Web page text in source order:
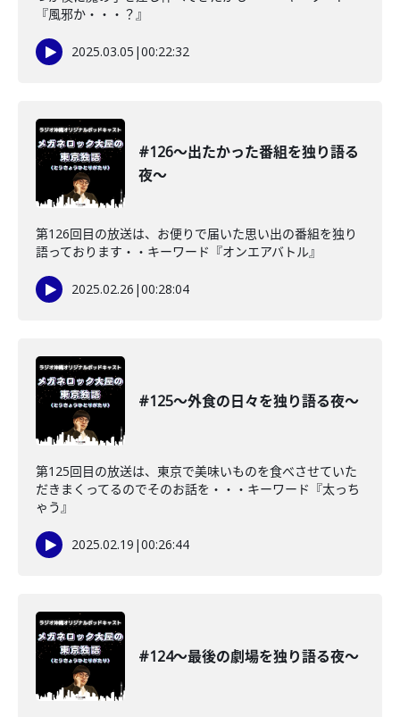
『風邪か・・・？』
2025.03.05 |00:22:32
#126〜出たかった番組を独り語る
夜〜
第126回目の放送は、お便りで届いた思い出の番組を独り
語っております・・キーワード『オンエアバトル』
2025.02.26 |00:28:04
#125〜外食の日々を独り語る夜〜
第125回目の放送は、東京で美味いものを食べさせていた
だきまくってるのでそのお話を・・・キーワード『太っち
ゃう』
2025.02.19 |00:26:44
#124〜最後の劇場を独り語る夜〜